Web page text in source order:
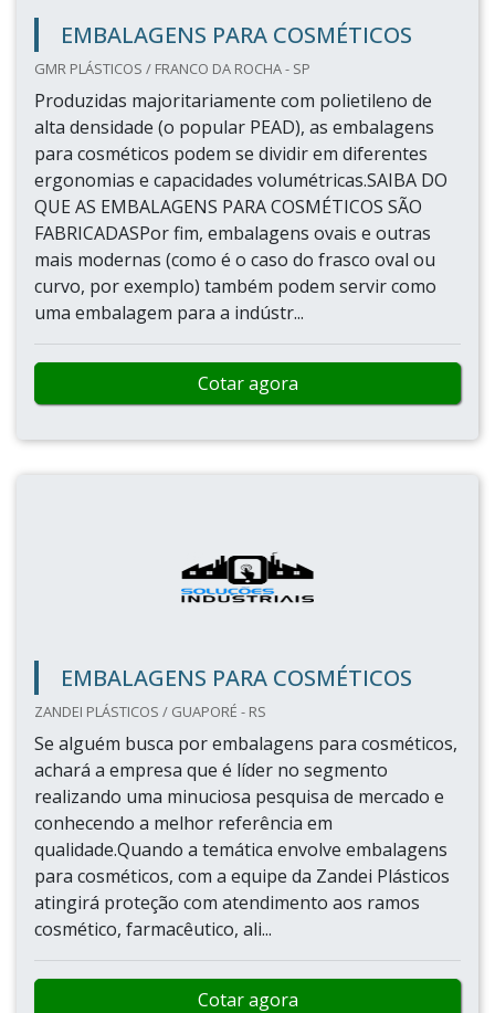
EMBALAGENS PARA COSMÉTICOS
GMR PLÁSTICOS / FRANCO DA ROCHA - SP
Produzidas majoritariamente com polietileno de
alta densidade (o popular PEAD), as embalagens
para cosméticos podem se dividir em diferentes
ergonomias e capacidades volumétricas.SAIBA DO
QUE AS EMBALAGENS PARA COSMÉTICOS SÃO
FABRICADASPor fim, embalagens ovais e outras
mais modernas (como é o caso do frasco oval ou
curvo, por exemplo) também podem servir como
uma embalagem para a indústr...
Cotar agora
EMBALAGENS PARA COSMÉTICOS
ZANDEI PLÁSTICOS / GUAPORÉ - RS
Se alguém busca por embalagens para cosméticos,
achará a empresa que é líder no segmento
realizando uma minuciosa pesquisa de mercado e
conhecendo a melhor referência em
qualidade.Quando a temática envolve embalagens
para cosméticos, com a equipe da Zandei Plásticos
atingirá proteção com atendimento aos ramos
cosmético, farmacêutico, ali...
Cotar agora